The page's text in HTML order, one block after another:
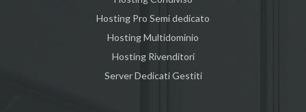
Hosting Pro Semi dedicato
Hosting Multidominio
Hosting Rivenditori
Server Dedicati Gestiti